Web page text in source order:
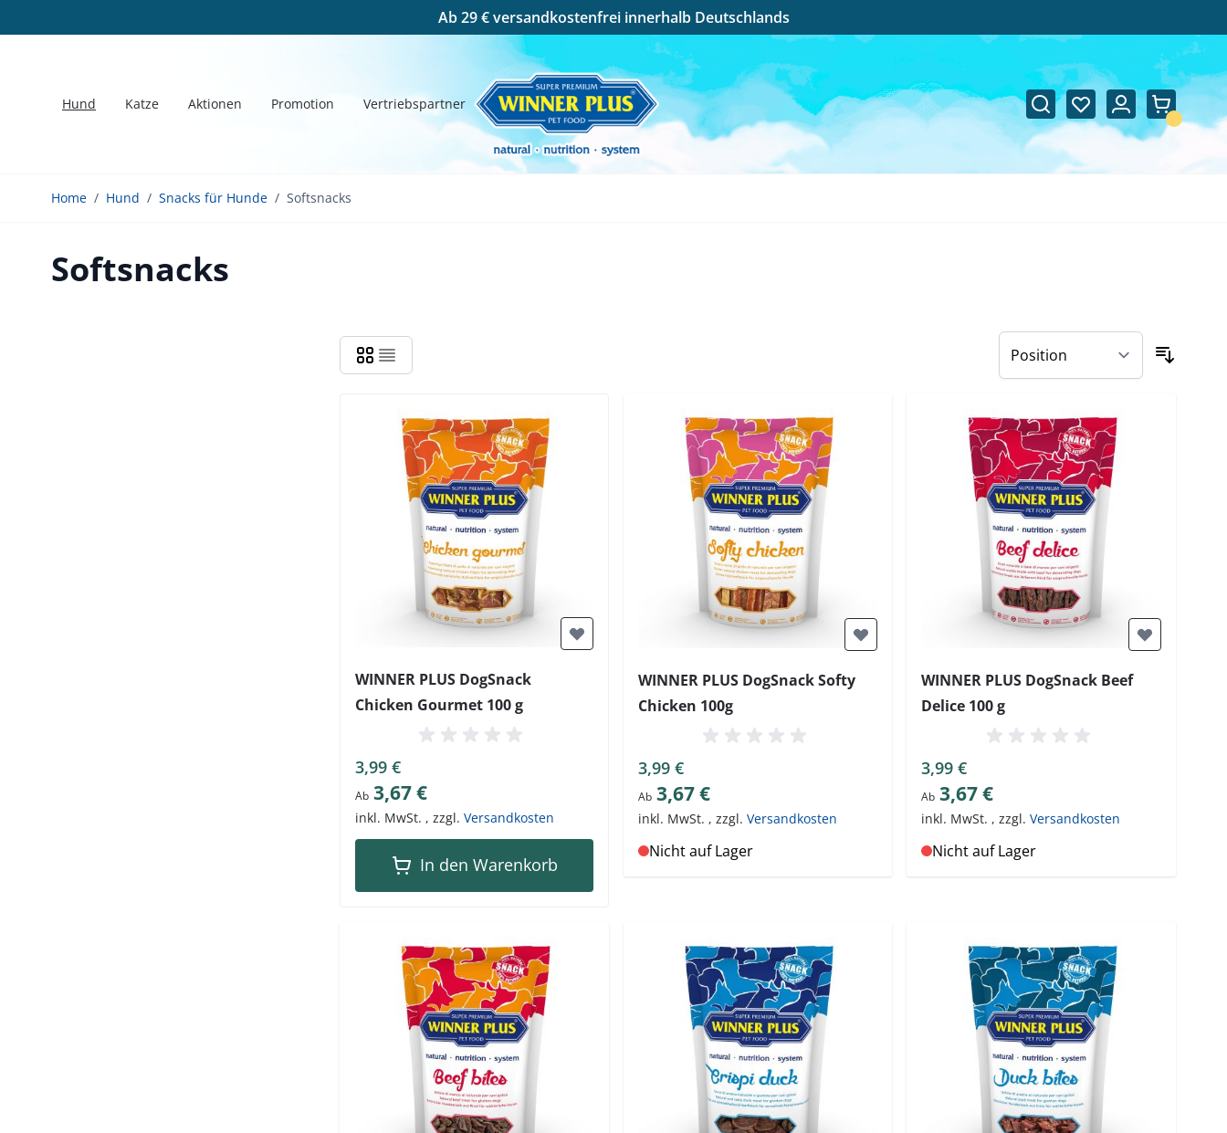
Ab 29 € versandkostenfrei innerhalb Deutschlands
Hund Katze Aktionen Promotion Vertriebspartner Kontakt SucheWunschliste
Home / Hund / Snacks für Hunde / Softsnacks
Softsnacks
WINNER PLUS DogSnack
Chicken Gourmet 100 g
3,99 €
Ab 3,67 €
inkl. MwSt. , zzgl. Versandkosten
In den Warenkorb
WINNER PLUS DogSnack Softy
Chicken 100g
3,99 €
Ab 3,67 €
inkl. MwSt. , zzgl. Versandkosten
Nicht auf Lager
WINNER PLUS DogSnack Beef
Delice 100 g
3,99 €
Ab 3,67 €
inkl. MwSt. ,zzgl.Versandkosten
Nicht auf Lager